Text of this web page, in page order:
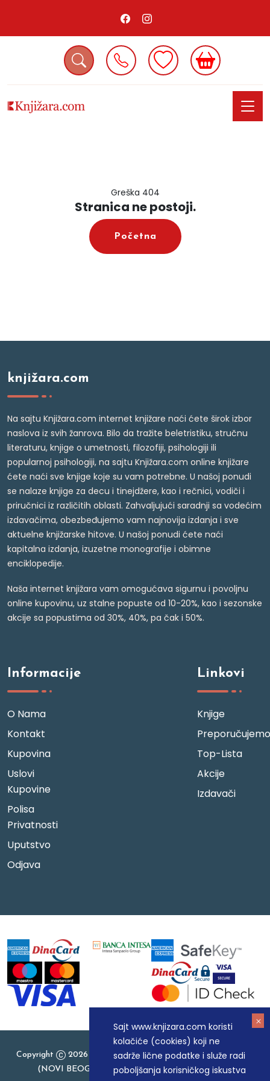
Sajt www.knjizara.com koristi
kolačiće (cookies) koji ne
sadrže lične podatke i služe radi
poboljšanja korisničkog iskustva
Greška 404
Stranica ne postoji.
Početna
knjižara.com
Na sajtu Knjižara.com internet knjižare naći ćete širok izbor
naslova iz svih žanrova. Bilo da tražite beletristiku, stručnu
literaturu, knjige o umetnosti, filozofiji, psihologiji ili
popularnoj psihologiji, na sajtu Knjižara.com online knjižare
ćete naći sve knjige koje su vam potrebne. U našoj ponudi
se nalaze knjige za decu i tinejdžere, kao i rečnici, vodiči i
priručnici iz različitih oblasti. Zahvaljujući saradnji sa vodećim
izdavačima, obezbeđujemo vam najnovija izdanja i sve
aktuelne knjižarske hitove. U našoj ponudi ćete naći
kapitalna izdanja, izuzetne monografije i obimne
enciklopedije.
Naša internet knjižara vam omogućava sigurnu i povoljnu
online kupovinu, uz stalne popuste od 10-20%, kao i sezonske
akcije sa popustima od 30%, 40%, pa čak i 50%.
Informacije
O Nama
Kontakt
Kupovina
Uslovi
Kupovine
Polisa
Privatnosti
Uputstvo
Odjava
Linkovi
Knjige
Preporučujemo
Top-Lista
Akcije
Izdavači
Copyright
2026 Knjizara.com - MAKART DOO BEOGRAD
(NOVI BEOGRAD), PIB: 105184104, MB: 20337524